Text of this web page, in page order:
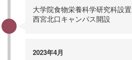
大学院食物栄養科学研究科設置
西宮北口キャンパス開設
2023年4月